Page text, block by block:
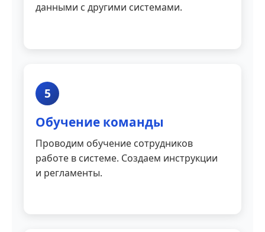
данными с другими системами.
5
Обучение команды
Проводим обучение сотрудников
работе в системе. Создаем инструкции
и регламенты.